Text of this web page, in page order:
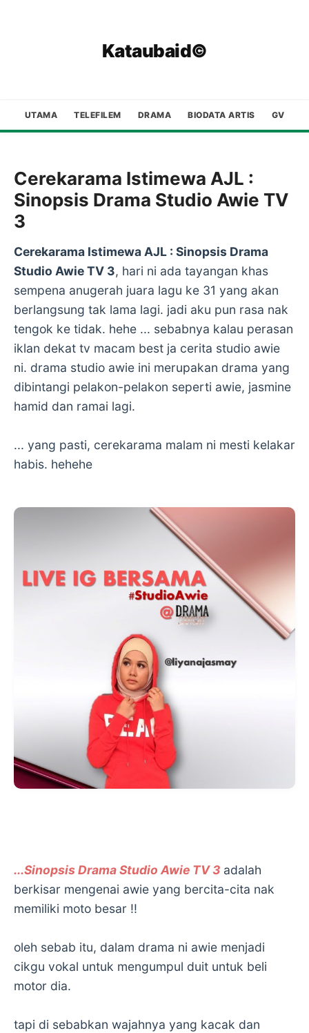
Kataubaid©
UTAMA TELEFILEM DRAMA BIODATA ARTIS GV
Cerekarama Istimewa AJL :
Sinopsis Drama Studio Awie TV
3
Cerekarama Istimewa AJL : Sinopsis Drama
Studio Awie TV 3, hari ni ada tayangan khas
sempena anugerah juara lagu ke 31 yang akan
berlangsung tak lama lagi. jadi aku pun rasa nak
tengok ke tidak. hehe ... sebabnya kalau perasan
iklan dekat tv macam best ja cerita studio awie
ni. drama studio awie ini merupakan drama yang
dibintangi pelakon-pelakon seperti awie, jasmine
hamid dan ramai lagi.
... yang pasti, cerekarama malam ni mesti kelakar
habis. hehehe
...Sinopsis Drama Studio Awie TV 3 adalah
berkisar mengenai awie yang bercita-cita nak
memiliki moto besar !!
oleh sebab itu, dalam drama ni awie menjadi
cikgu vokal untuk mengumpul duit untuk beli
motor dia.
tapi di sebabkan wajahnya yang kacak dan